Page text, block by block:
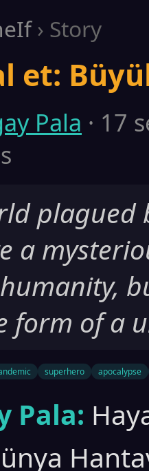
› Story
et:
Pala · 17
plagued
a
form of a
superhero apocalypse
Pala: